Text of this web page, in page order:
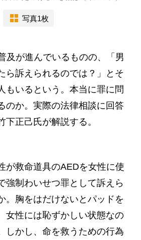
写真1枚
及が進んでいるものの、「男
ら訴えられるのでは？」とそ
もいるという。本当に罪に問
のか。実際の法律相談に回答
下正己氏が解説する。
救命道具のAEDを女性に使
強制わいせつ罪として訴えら
。胸をはだけないとパッドを
女性には恥ずかしい状態なの
しかし、命を救うための行為